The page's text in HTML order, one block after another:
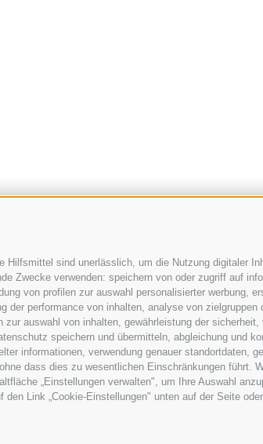
Hilfsmittel sind unerlässlich, um die Nutzung digitaler
Zwecke verwenden: speichern von oder zugriff auf
von profilen zur auswahl personalisierter werbung,
performance von inhalten, analyse von
auswahl von inhalten, gewährleistung der
speichern und übermitteln, abgleichung und
informationen, verwendung genauer standortdaten,
dass dies zu wesentlichen Einschränkungen führt.
„Einstellungen verwalten", um Ihre Auswahl
Link „Cookie-Einstellungen" unten auf der Seite
MICHAELER & PARTNER WIEN
Walcherstraße 1A, Stiege C2, Top 6.04 - A-
Tel. +43 1 605 40 50 - Fax +43 1 605 40 51
Nummer der Verzeichnisse der Wirtschafts- und